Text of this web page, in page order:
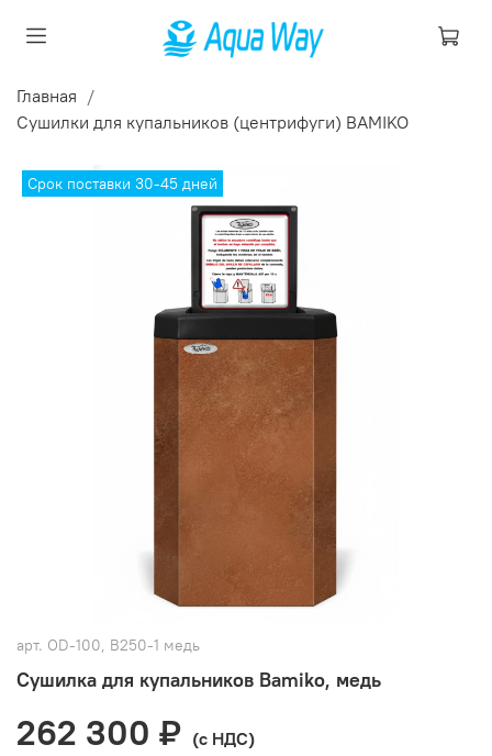
Главная
Сушилки для купальников (центрифуги) BAMIKO
Срок поставки 30-45 дней
арт. OD-100, B250-1 медь
Сушилка для купальников Bamiko, медь
262 300 ₽ (с НДС)